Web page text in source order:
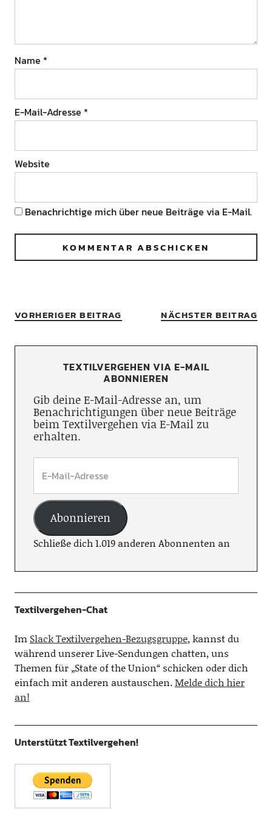
Name *
E-Mail-Adresse *
Website
Benachrichtige mich über neue Beiträge via E-Mail.
VORHERIGER BEITRAG NÄCHSTER BEITRAG
TEXTILVERGEHEN VIA E-MAIL
ABONNIEREN
Gib deine E-Mail-Adresse an, um
Benachrichtigungen über neue Beiträge
beim Textilvergehen via E-Mail zu
erhalten.
Abonnieren
Schließe dich 1.019 anderen Abonnenten an
Textilvergehen-Chat
Im Slack Textilvergehen-Bezugsgruppe, kannst du
während unserer Live-Sendungen chatten, uns
Themen für „State of the Union“ schicken oder dich
einfach mit anderen austauschen.Melde dich hier
an!
Unterstützt Textilvergehen!